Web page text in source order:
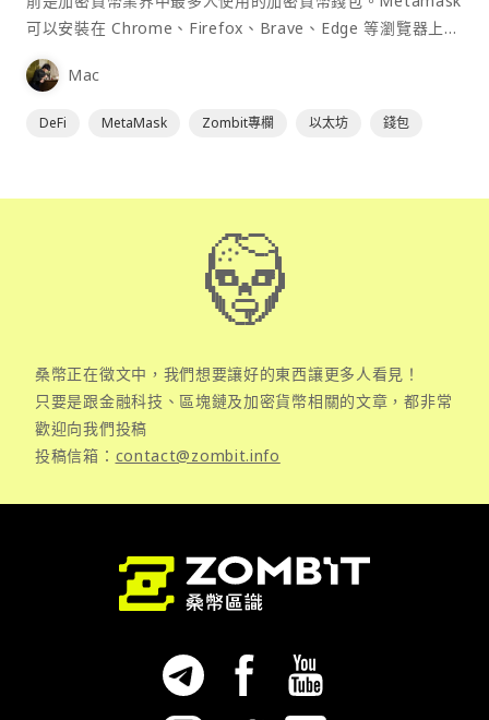
可以安裝在 Chrome、Firefox、Brave、Edge 等瀏覽器上作
為插件使用，具備許多功能且使用上非常方便。
Mac
DeFi MetaMask Zombit專欄 以太坊 錢包
桑幣正在徵文中，我們想要讓好的東西讓更多人看見！
只要是跟金融科技、區塊鏈及加密貨幣相關的文章，都非常
歡迎向我們投稿
投稿信箱： contact@zombit.info